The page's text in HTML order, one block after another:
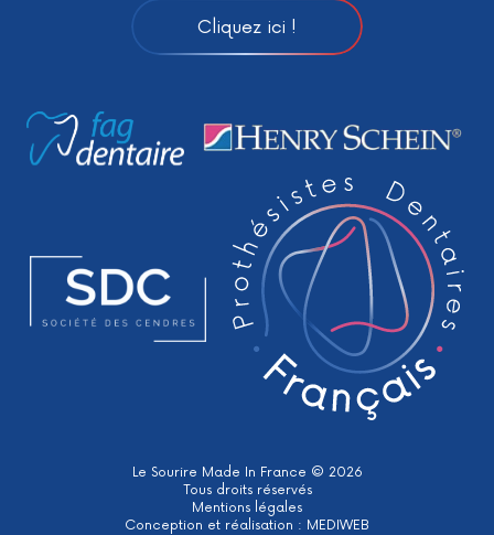
Cliquez ici !
Le Sourire Made In France © 2026
Tous droits réservés
Mentions légales
Conception et réalisation : MEDIWEB